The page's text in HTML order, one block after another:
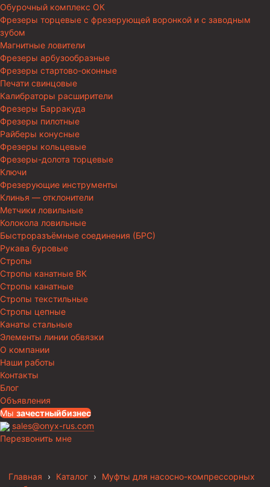
Обурочный комплекс ОК
Фрезеры торцевые с фрезерующей воронкой и с заводным
зубом
Магнитные ловители
Фрезеры арбузообразные
Фрезеры стартово-оконные
Печати свинцовые
Калибраторы расширители
Фрезеры Барракуда
Фрезеры пилотные
Райберы конусные
Фрезеры кольцевые
Фрезеры-долота торцевые
Ключи
Фрезерующие инструменты
Клинья — отклонители
Метчики ловильные
Колокола ловильные
Быстроразъёмные соединения (БРС)
Рукава буровые
Стропы
Стропы канатные ВК
Стропы канатные
Стропы текстильные
Стропы цепные
Канаты стальные
Элементы линии обвязки
О компании
Наши работы
Контакты
Блог
Объявления
Мы зачестныйбизнес
sales@onyx-rus.com
Перезвонить мне
Главная › Каталог ›
Муфты для насосно-компрессорных